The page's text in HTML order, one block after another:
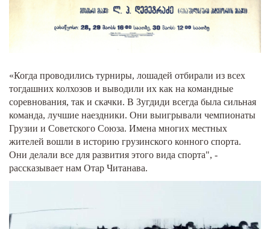
«Когда проводились турниры, лошадей отбирали из всех
тогдашних колхозов и выводили их как на командные
соревнования, так и скачки. В Зугдиди всегда была сильная
команда, лучшие наездники. Они выигрывали чемпионаты
Грузии и Советского Союза. Имена многих местных
жителей вошли в историю грузинского конного спорта.
Они делали все для развития этого вида спорта", -
рассказывает нам Отар Читанава.